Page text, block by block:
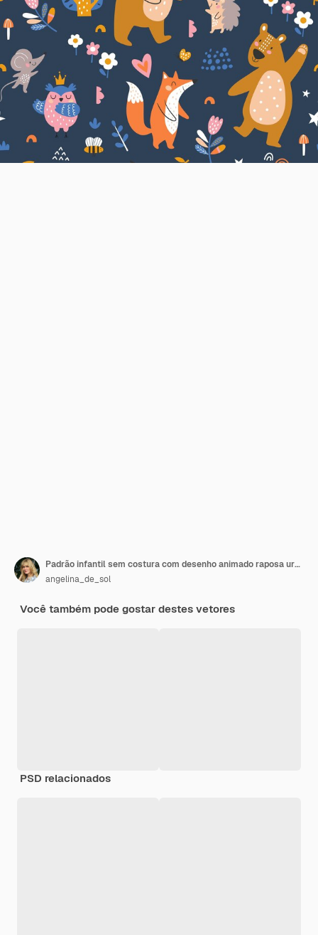
Padrão infantil sem costura com desenho animado raposa urso guaxinim coruja coelho mouse e elementos de floresta
angelina_de_sol
Você também pode gostar destes vetores
PSD relacionados